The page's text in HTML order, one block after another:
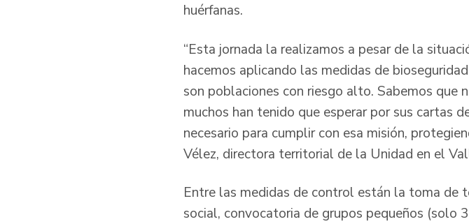
huérfanas.
“Esta jornada la realizamos a pesar de la
hacemos aplicando las medidas de
son poblaciones con riesgo alto. Sabemos que
muchos han tenido que esperar por sus cartas
necesario para cumplir con esa misión,
Vélez, directora territorial de la Unidad en el
Entre las medidas de control están la toma de
social, convocatoria de grupos pequeños (solo